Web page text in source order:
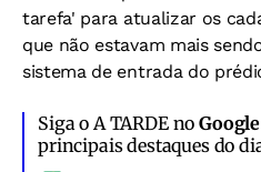
tarefa' para atualizar os
que não estavam mais
sistema de entrada do
Siga o A TARDE no
principais destaques do